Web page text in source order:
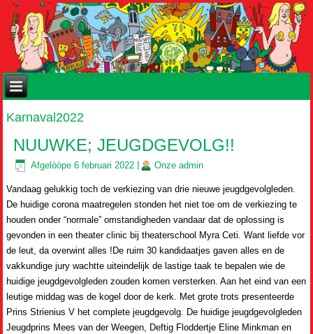
Karnaval2022
NUUWKE; JEUGDGEVOLG!!
Afgelòòpe 6 februari 2022 Onze admin
Vandaag gelukkig toch de verkiezing van drie nieuwe jeugdgevolgleden.
De huidige corona maatregelen stonden het niet toe om de verkiezing te
houden onder “normale” omstandigheden vandaar dat de oplossing is
gevonden in een theater clinic bij theaterschool Myra Ceti. Want liefde vor
de leut, da overwint alles !De ruim 30 kandidaatjes gaven alles en de
vakkundige jury wachtte uiteindelijk de lastige taak te bepalen wie de
huidige jeugdgevolgleden zouden komen versterken. Aan het eind van een
leutige middag was de kogel door de kerk. Met grote trots presenteerde
Prins Strienius V het complete jeugdgevolg. De huidige jeugdgevolgleden
Jeugdprins Mees van der Weegen, Deftig Floddertje Eline Minkman en